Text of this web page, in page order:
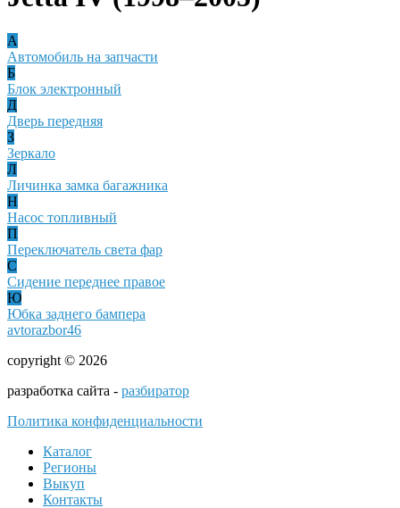
А
Автомобиль на запчасти
Б
Блок электронный
Д
Дверь передняя
З
Зеркало
Л
Личинка замка багажника
Н
Насос топливный
П
Переключатель света фар
С
Сидение переднее правое
Ю
Юбка заднего бампера
avtorazbor46
copyright © 2026
разработка сайта - разбиратор
Политика конфиденциальности
Каталог
Регионы
Выкуп
Контакты